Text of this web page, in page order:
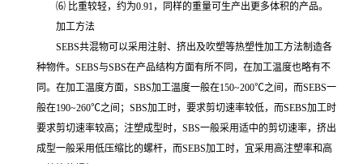
⑹ 比重较轻，约为0.91，同样的重量可生产出更多体积的产品。
加工方法
SEBS共混物可以采用注射、挤出及吹塑等热塑性加工方法制造各
种物件。SEBS与SBS在产品结构方面有所不同，在加工温度也略有不
同。在加工温度方面，SBS加工温度一般在150~200℃之间，而SEBS一
般在190~260℃之间；SBS加工时，要求剪切速率较低，而SEBS加工时
要求剪切速率较高；注塑成型时，SBS一般采用适中的剪切速率，挤出
成型一般采用低压缩比的螺杆，而SEBS加工时，宜采用高注塑率和高